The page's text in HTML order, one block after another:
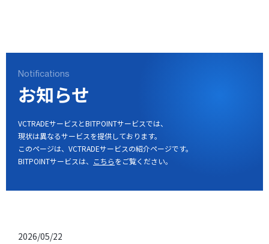
Notifications
お知らせ
VCTRADEサービスとBITPOINTサービスでは、
現状は異なるサービスを提供しております。
このページは、VCTRADEサービスの紹介ページです。
BITPOINTサービスは、
こちらをご覧ください。
2026/05/22